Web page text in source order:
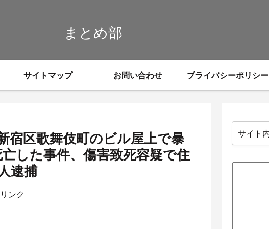
まとめ部
サイトマップ お問い合わせ プライバシーポリシー
宿区歌舞伎町のビル屋上で暴
した事件、傷害致死容疑で住
逮捕
ンク